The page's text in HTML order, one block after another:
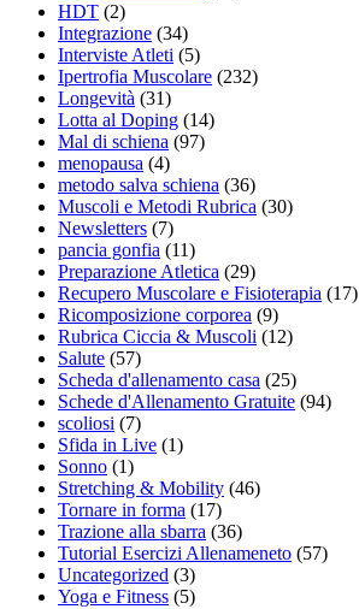
HDT (2)
Integrazione (34)
Interviste Atleti (5)
Ipertrofia Muscolare (232)
Longevità (31)
Lotta al Doping (14)
Mal di schiena (97)
menopausa (4)
metodo salva schiena (36)
Muscoli e Metodi Rubrica (30)
Newsletters (7)
pancia gonfia (11)
Preparazione Atletica (29)
Recupero Muscolare e Fisioterapia (17)
Ricomposizione corporea (9)
Rubrica Ciccia & Muscoli (12)
Salute (57)
Scheda d'allenamento casa (25)
Schede d'Allenamento Gratuite (94)
scoliosi (7)
Sfida in Live (1)
Sonno (1)
Stretching & Mobility (46)
Tornare in forma (17)
Trazione alla sbarra (36)
Tutorial Esercizi Allenameneto (57)
Uncategorized (3)
Yoga e Fitness (5)